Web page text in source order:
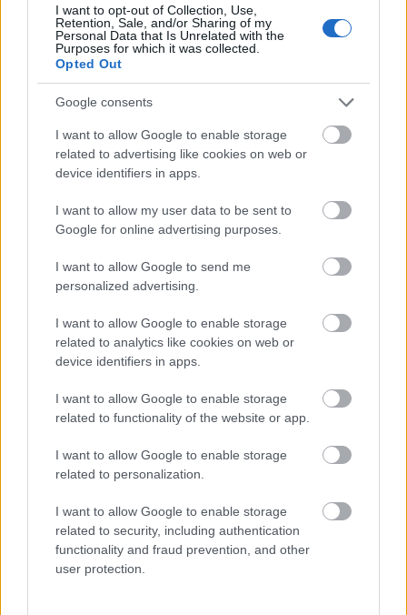
I want to opt-out of Collection, Use,
Retention, Sale, and/or Sharing of my
Personal Data that Is Unrelated with the
Purposes for which it was collected.
Opted Out
Google consents
I want to allow Google to enable storage
related to advertising like cookies on web or
device identifiers in apps.
I want to allow my user data to be sent to
Google for online advertising purposes.
I want to allow Google to send me
personalized advertising.
I want to allow Google to enable storage
related to analytics like cookies on web or
device identifiers in apps.
I want to allow Google to enable storage
related to functionality of the website or app.
I want to allow Google to enable storage
related to personalization.
I want to allow Google to enable storage
related to security, including authentication
functionality and fraud prevention, and other
user protection.
μέρες
Μάθε πρώτος όλες τις σημαντικές
ειδήσεις.
Βάλε το proson.gr στα αποτελέσματα
αναζήτησης της Google
Δημοφιλείς Ειδήσεις
Πυροσβεστική Σχολή: Νέος
κανονισμός για δόκιμους – Τι αλλάζει
σε διαμονή, σίτιση και πρακτική
εκπαίδευση
Σχολεία: 42 προσλήψεις καθαριστών
στον Δήμο Ηγουμενίτσας